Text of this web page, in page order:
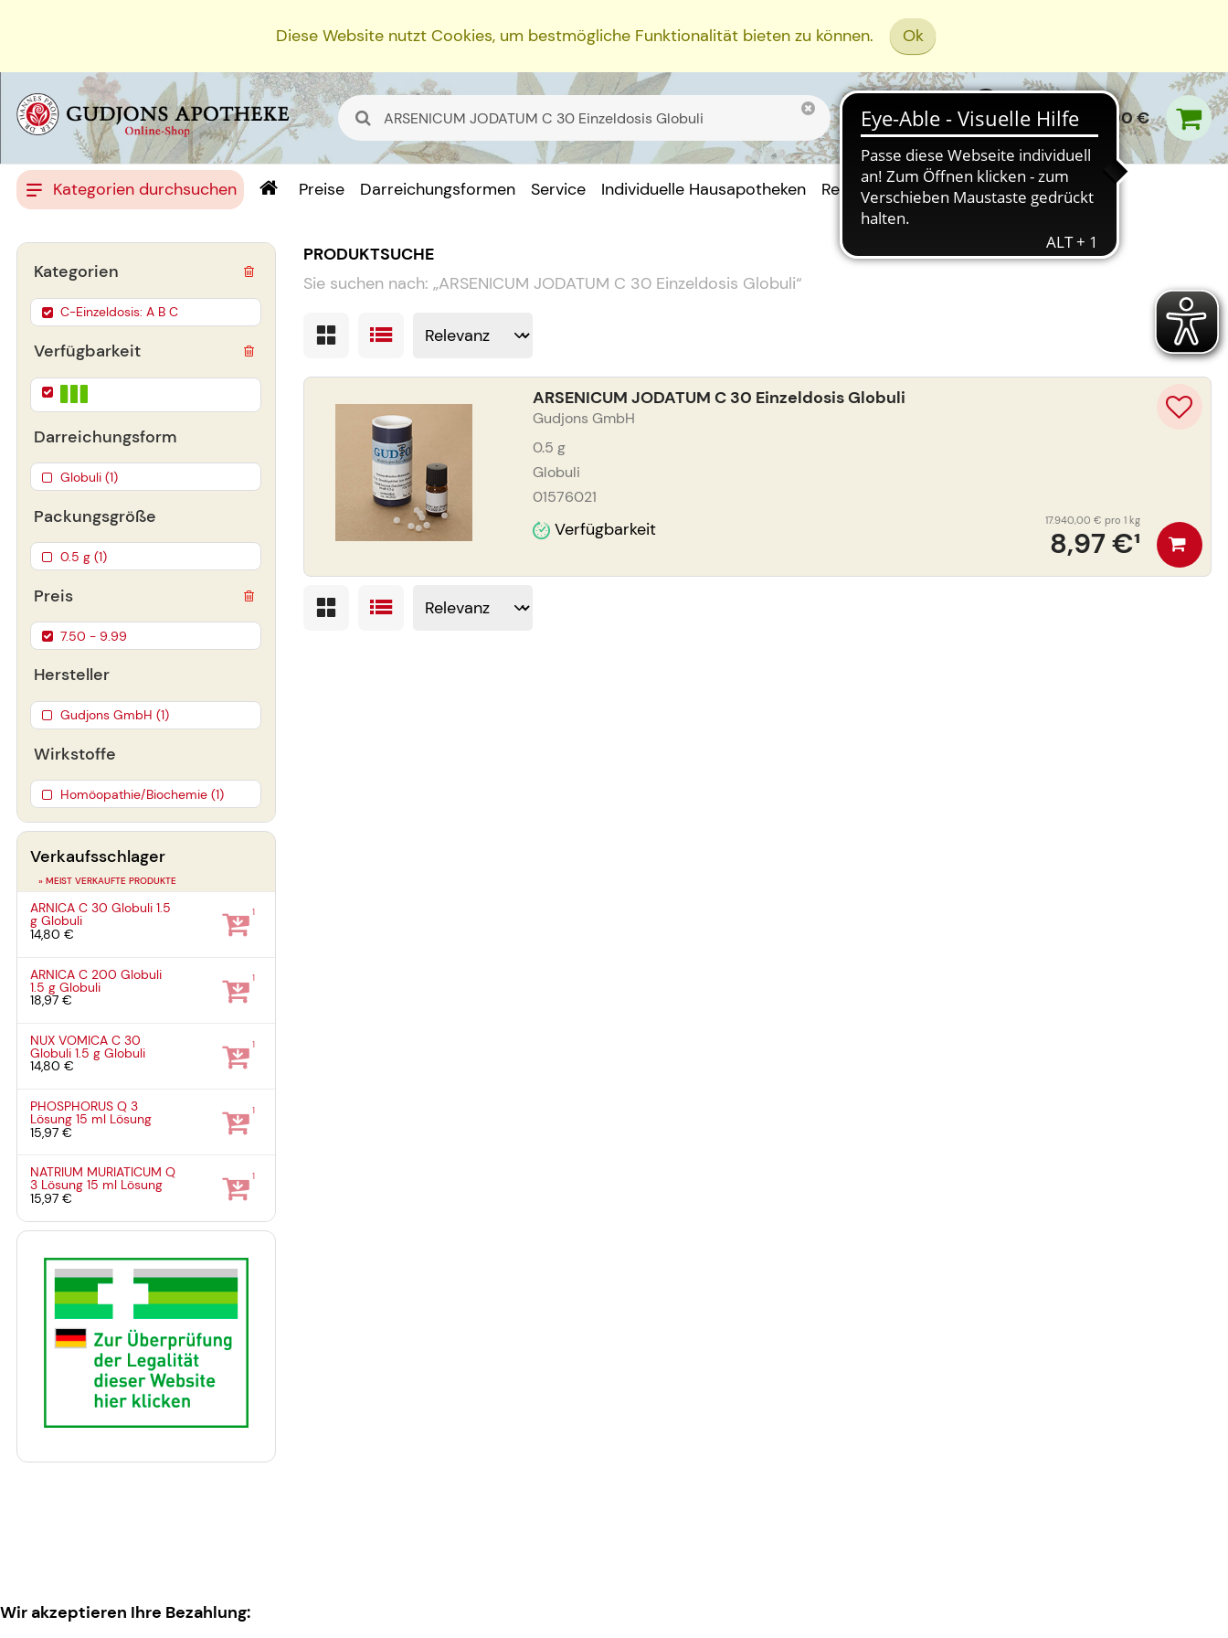
Diese Website nutzt Cookies, um bestmögliche Funktionalität bieten zu können. Ok
0,00 €
Kategorien durchsuchen Preise Darreichungsformen Service Individuelle Hausapotheken Rezept Einreichen
PRODUKTSUCHE
Sie suchen nach: „ARSENICUM JODATUM C 30 Einzeldosis Globuli“
ARSENICUM JODATUM C 30 Einzeldosis Globuli
Gudjons GmbH
0.5 g
Globuli
01576021
Verfügbarkeit 8,97 €¹
17.940,00 € pro 1 kg
Verfügbarkeit
Darreichungsform
Globuli (1)
Packungsgröße
0.5 g (1)
Preis
7.50 - 9.99
Hersteller
Gudjons GmbH (1)
Wirkstoffe
Homöopathie/Biochemie (1)
Kategorien
C-Einzeldosis: A B C
Verkaufsschlager
» MEIST VERKAUFTE PRODUKTE
ARNICA C 30 Globuli1.5
gGlobuli
14,80 €
1
ARNICA C 200 Globuli
1.5 gGlobuli
18,97 €
1
NUX VOMICA C 30
Globuli1.5 gGlobuli
14,80 €
1
PHOSPHORUS Q 3
Lösung15 ml Lösung
15,97 €
1
NATRIUM MURIATICUM Q
3 Lösung15 ml Lösung
15,97 €
1
Wir akzeptieren Ihre Bezahlung: